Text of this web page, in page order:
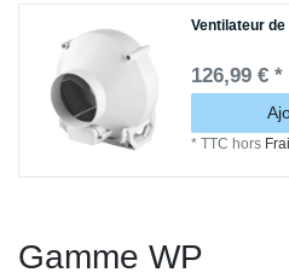
Ventilateur
126,99 € *
*TTC hors
Gamme WP